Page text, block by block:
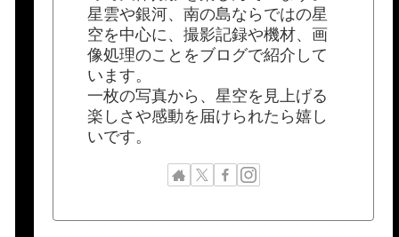
星雲や銀河、南の島ならではの星
空を中心に、撮影記録や機材、画
像処理のことをブログで紹介して
います。
一枚の写真から、星空を見上げる
楽しさや感動を届けられたら嬉し
いです。